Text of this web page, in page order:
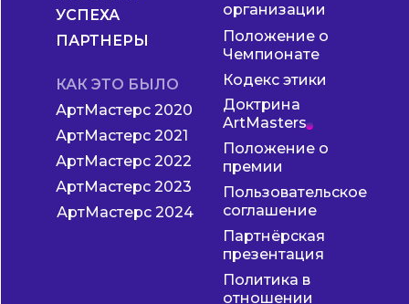
УСПЕХА
ПАРТНЕРЫ
КАК ЭТО БЫЛО
АртМастерс 2020
АртМастерс 2021
АртМастерс 2022
АртМастерс 2023
АртМастерс 2024
организации
Положение о
Чемпионате
Кодекс этики
Доктрина
ArtMasters
Положение о
премии
Пользовательское
соглашение
Партнёрская
презентация
Политика в
отношении